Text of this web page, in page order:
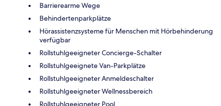
Barrierearme Wege
Behindertenparkplätze
Hörassistenzsysteme für Menschen mit Hörbehinderung
verfügbar
Rollstuhlgeeigneter Concierge-Schalter
Rollstuhlgeeignete Van-Parkplätze
Rollstuhlgeeigneter Anmeldeschalter
Rollstuhlgeeigneter Wellnessbereich
Rollstuhlgeeigneter Pool